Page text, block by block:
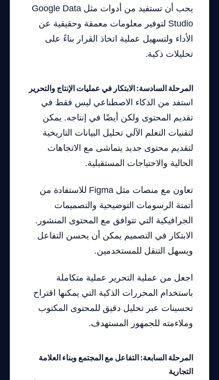
يجب أن تستفيد من أدوات مثل Google Data
Studio لتوفير معلومات معمقة وحقيقية عن
الأداء ولتسهيل عملية اتخاذ القرار بناءً على
تحليلات ذكية.
المرحلة السادسة: الابتكار في عمليات الإنتاج والتحرير
استفد من الذكاء الاصطناعي ليس فقط في
تقديم المحتوى ولكن أيضًا في إنتاجه. يمكن
لتقنيات التعلم الآلي تحليل البيانات التاريخية
لتقديم محتوى جديد يتماشى مع الاتجاهات
الحالية والاحتياجات المستقبلية.
تعاون مع منصات مثل Figma للاستفادة من
أتمتة الرسومات التوضيحية والتصميمات
الجرافيكية التي تتوافق مع المحتوى المنشور.
الابتكار في التصميم يمكن أن يحسن التفاعل
ويسهل التنقل للمستخدمين.
اجعل من عملية التحرير عملية متكاملة
باستخدام المحررات الذكية التي يمكنها اقتراح
تحسينات عبر تحليل دقيق للمحتوى المكتوب
وملاءمته للجمهور المستهدف.
المرحلة السابعة: التفاعل مع المجتمع وبناء العلامة
التجارية